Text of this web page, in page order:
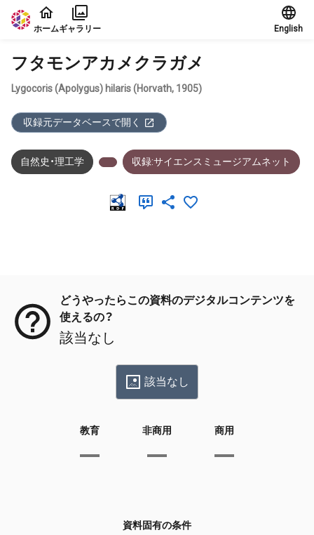
本文に飛ぶ
ホームギャラリー English
フタモンアカメクラガメ
Lygocoris (Apolygus) hilaris (Horvath, 1905)
収録元データベースで開く
自然史・理工学 収録:サイエンスミュージアムネット
どうやったらこの資料のデジタルコンテンツを
使えるの？
該当なし
該当なし
教育 非商用 商用
資料固有の条件